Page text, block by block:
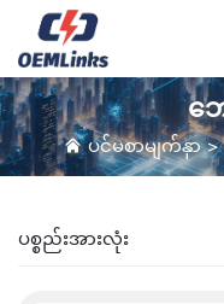
ဘ
ပင်မစာမျက်နှာ
ပစ္စည်းအားလုံး